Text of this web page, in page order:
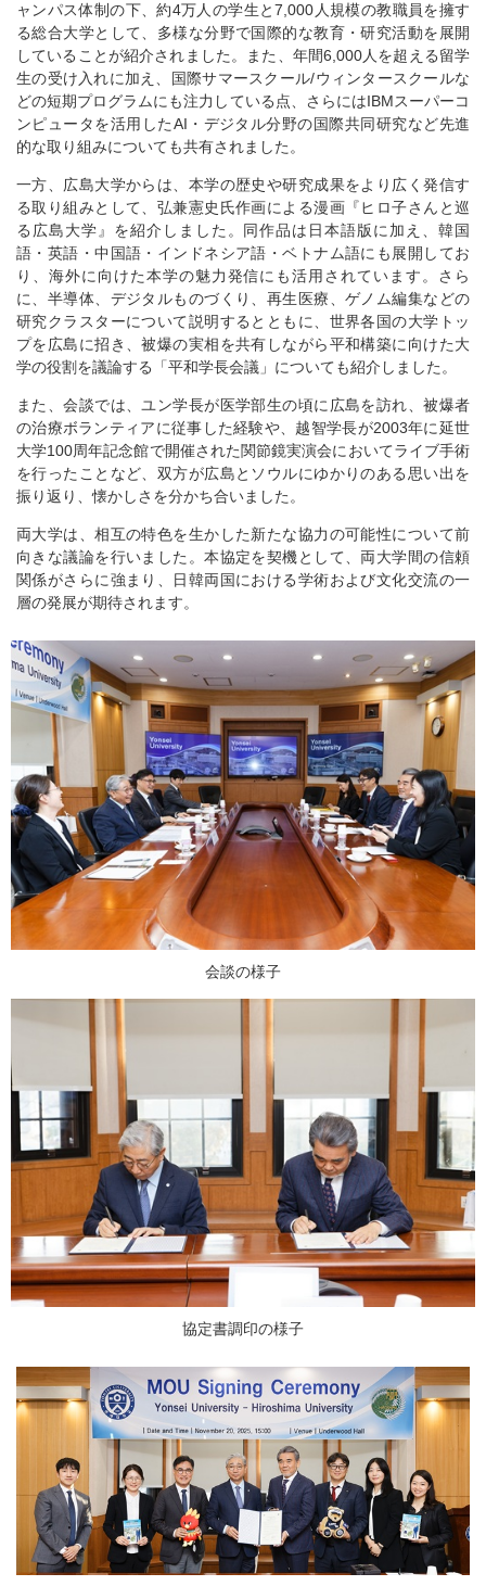
ャンパス体制の下、約4万人の学生と7,000人規模の教職員を擁す
る総合大学として、多様な分野で国際的な教育・研究活動を展開
していることが紹介されました。また、年間6,000人を超える留学
生の受け入れに加え、国際サマースクール/ウィンタースクールな
どの短期プログラムにも注力している点、さらにはIBMスーパーコ
ンピュータを活用したAI・デジタル分野の国際共同研究など先進
的な取り組みについても共有されました。
一方、広島大学からは、本学の歴史や研究成果をより広く発信す
る取り組みとして、弘兼憲史氏作画による漫画『ヒロ子さんと巡
る広島大学』を紹介しました。同作品は日本語版に加え、韓国
語・英語・中国語・インドネシア語・ベトナム語にも展開してお
り、海外に向けた本学の魅力発信にも活用されています。さら
に、半導体、デジタルものづくり、再生医療、ゲノム編集などの
研究クラスターについて説明するとともに、世界各国の大学トッ
プを広島に招き、被爆の実相を共有しながら平和構築に向けた大
学の役割を議論する「平和学長会議」についても紹介しました。
また、会談では、ユン学長が医学部生の頃に広島を訪れ、被爆者
の治療ボランティアに従事した経験や、越智学長が2003年に延世
大学100周年記念館で開催された関節鏡実演会においてライブ手術
を行ったことなど、双方が広島とソウルにゆかりのある思い出を
振り返り、懐かしさを分かち合いました。
両大学は、相互の特色を生かした新たな協力の可能性について前
向きな議論を行いました。本協定を契機として、両大学間の信頼
関係がさらに強まり、日韓両国における学術および文化交流の一
層の発展が期待されます。
会談の様子
協定書調印の様子